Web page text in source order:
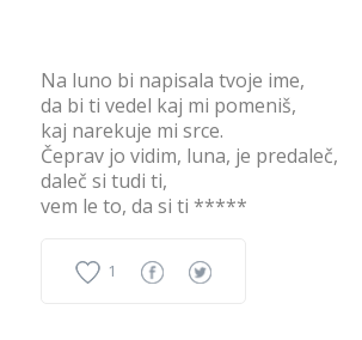
Na luno bi napisala tvoje ime,
da bi ti vedel kaj mi pomeniš,
kaj narekuje mi srce.
Čeprav jo vidim, luna, je predaleč,
daleč si tudi ti,
vem le to, da si ti *****
1